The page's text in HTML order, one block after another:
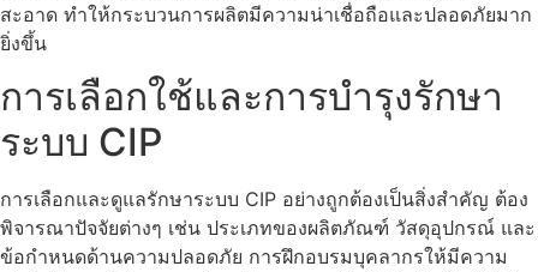
สะอาด ทำให้กระบวนการผลิตมีความน่าเชื่อถือและปลอดภัยมาก
ยิ่งขึ้น
การเลือกใช้และการบำรุงรักษา
ระบบ CIP
การเลือกและดูแลรักษาระบบ CIP อย่างถูกต้องเป็นสิ่งสำคัญ ต้อง
พิจารณาปัจจัยต่างๆ เช่น ประเภทของผลิตภัณฑ์ วัสดุอุปกรณ์ และ
ข้อกำหนดด้านความปลอดภัย การฝึกอบรมบุคลากรให้มีความ